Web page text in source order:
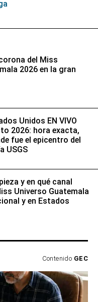
del Miss
2026 en la gran
Unidos EN VIVO
2026: hora exacta,
fue el epicentro del
USGS
y en qué canal
Universo Guatemala
y en Estados
Contenido GEC